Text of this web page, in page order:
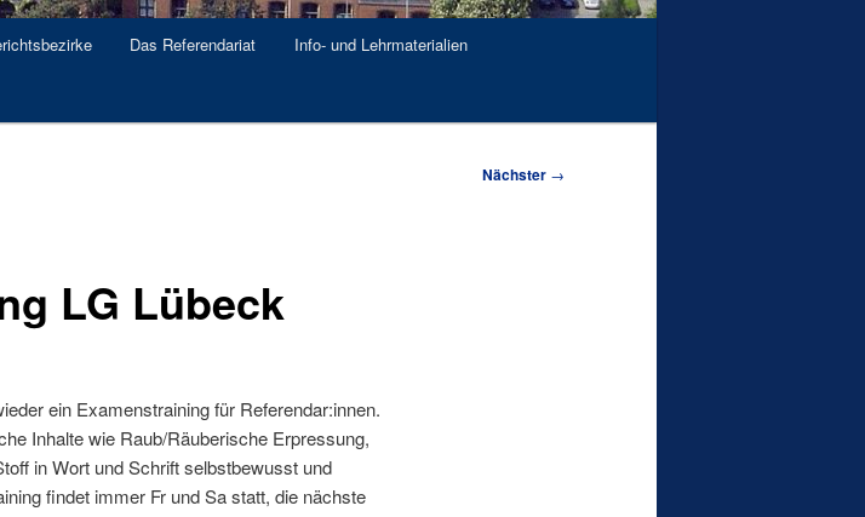
Das Referendariat Info- und Lehrmaterialien
Nächster →
LG Lübeck
ein Examenstraining für Referendar:innen.
Inhalte wie Raub/Räuberische Erpressung,
in Wort und Schrift selbstbewusst und
findet immer Fr und Sa statt, die nächste